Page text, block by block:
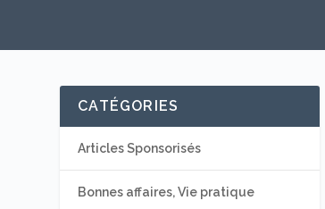
CATÉGORIES
Articles Sponsorisés
Bonnes affaires, Vie pratique